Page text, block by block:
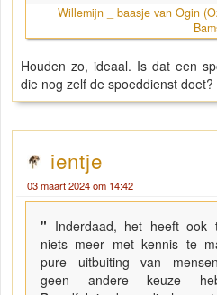
Willemijn _ baasje van Ogin
Houden zo, ideaal. Is dat een
die nog zelf de spoeddienst doet?
ientje
03 maart 2024 om 14:42
" Inderdaad, het heeft ook
niets meer met kennis te
pure uitbuiting van
geen andere keuze